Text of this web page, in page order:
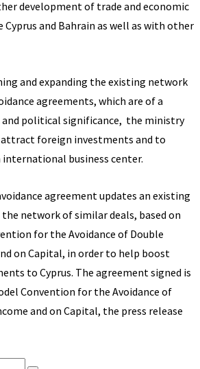
development of trade and economic
and Bahrain as well as with other
and expanding the existing network
agreements, which are of a
political significance, the ministry
attract foreign investments and to
international business center.
agreement updates an existing
network of similar deals, based on
for the Avoidance of Double
on Capital, in order to help boost
to Cyprus. The agreement signed is
Convention for the Avoidance of
and on Capital, the press release